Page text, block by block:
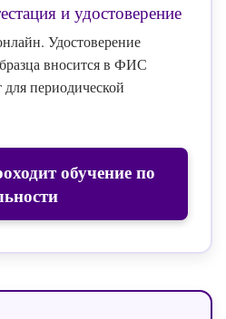
и удостоверение
Удостоверение
вносится в ФИС
периодической
обучение по